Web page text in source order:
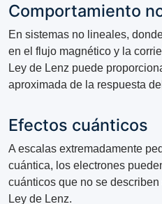
Comportamiento
En sistemas no lineales,
en el flujo magnético y la
Ley de Lenz puede
aproximada de la respuesta
Efectos cuánticos
A escalas extremadamente
cuántica, los electrones
cuánticos que no se
Ley de Lenz.